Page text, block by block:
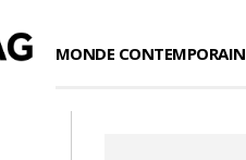
MONDE CONTEMPORAIN